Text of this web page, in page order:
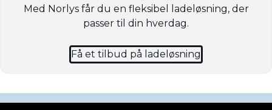
Med Norlys får du en fleksibel ladeløsning, der
passer til din hverdag.
Få et tilbud på ladeløsning